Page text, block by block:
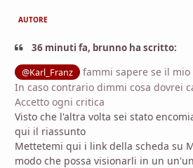
AUTORE
36 minuti fa, brunno ha scritto:
@Karl_Franz
fammi sapere se il mio
In caso contrario dimmi cosa dovrei
Accetto ogni critica
Visto che l'altra volta sei stato
qui il riassunto
Mettetemi qui i link della scheda su
modo che possa visionarli in un